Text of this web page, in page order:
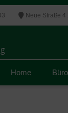
Neue Straße
Home